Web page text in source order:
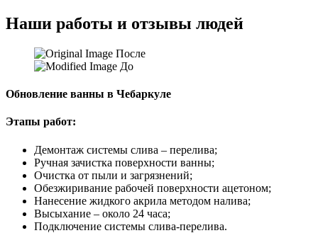
Наши работы и отзывы людей
После
До
Обновление ванны в Чебаркуле
Этапы работ:
Демонтаж системы слива – перелива;
Ручная зачистка поверхности ванны;
Очистка от пыли и загрязнений;
Обезжиривание рабочей поверхности ацетоном;
Нанесение жидкого акрила методом налива;
Высыхание – около 24 часа;
Подключение системы слива-перелива.